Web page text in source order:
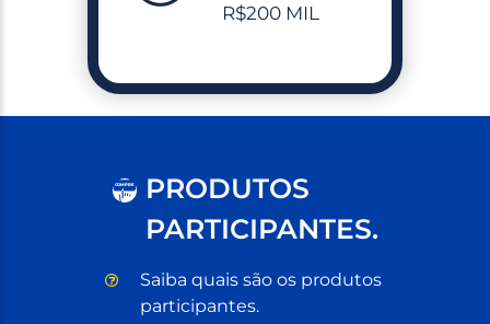
R$200 MIL
COMPRE
PRODUTOS
PARTICIPANTES.
Saiba quais são os produtos
participantes.